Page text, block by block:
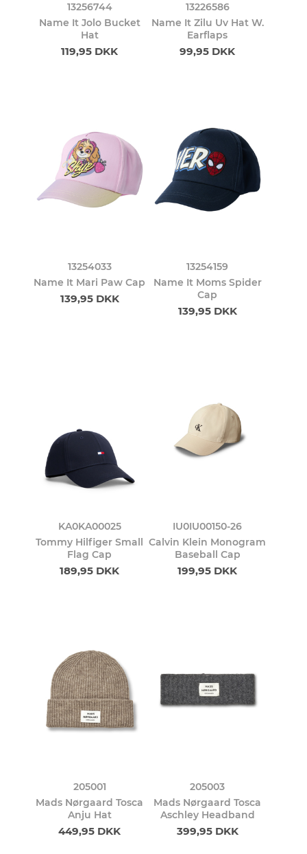
13256744
Name It Jolo Bucket
Hat
119,95 DKK
13226586
Name It Zilu Uv Hat W.
Earflaps
99,95 DKK
13254033
Name It Mari Paw Cap
139,95 DKK
13254159
Name It Moms Spider
Cap
139,95 DKK
KA0KA00025
Tommy Hilfiger Small
Flag Cap
189,95 DKK
IU0IU00150-26
Calvin Klein Monogram
Baseball Cap
199,95 DKK
205001
Mads Nørgaard Tosca
Anju Hat
449,95 DKK
205003
Mads Nørgaard Tosca
Aschley Headband
399,95 DKK